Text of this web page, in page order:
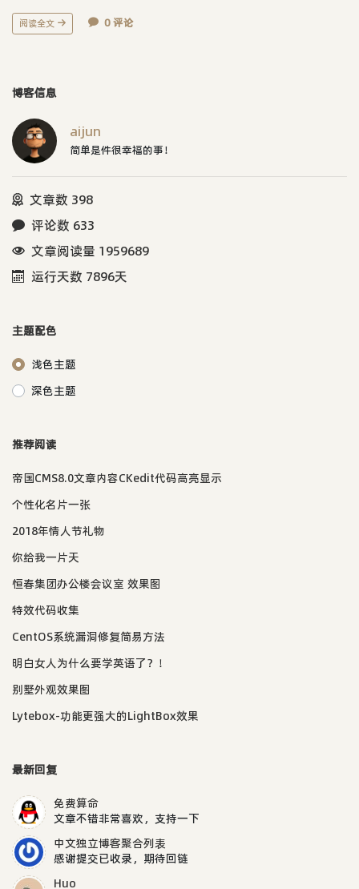
阅读全文 0 评论
博客信息
aijun
简单是件很幸福的事！
文章数 398
评论数 633
文章阅读量 1959689
运行天数 7896天
主题配色
浅色主题
深色主题
推荐阅读
帝国CMS8.0文章内容CKedit代码高亮显示
个性化名片一张
2018年情人节礼物
你给我一片天
恒春集团办公楼会议室 效果图
特效代码收集
CentOS系统漏洞修复简易方法
明白女人为什么要学英语了？！
别墅外观效果图
Lytebox-功能更强大的LightBox效果
最新回复
免费算命
文章不错非常喜欢，支持一下
中文独立博客聚合列表
感谢提交已收录，期待回链
Huo